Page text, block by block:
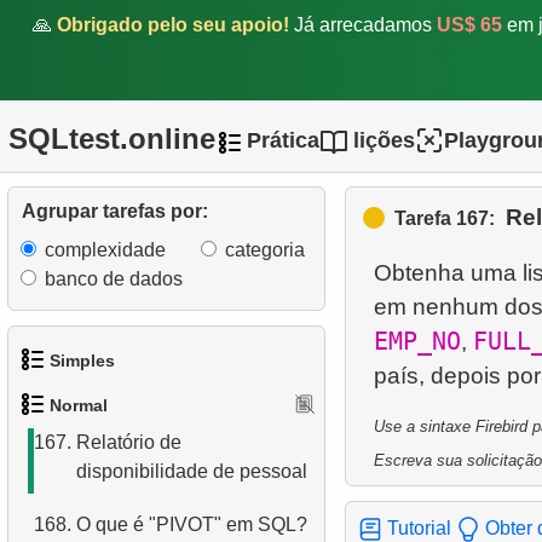
🙏 Obrigado pelo seu apoio! Já arrecadamos US$ 65 em
SQLtest.online Prática lições
Agrupar tarefas por:
complexidade
categoria
banco de dados
Simples
Lista de idiomas
3. Obtenha a lista de nomes
Normal
163.Lista de subcategorias
164.O que é uma transação
SQL?
165.O que é uma subconsulta
167. Relatório de
disponibilidade de pessoal
168. O que é "PIVOT" em SQL?
Tarefa 167:
Obtenha uma
em nenhum
EMP_NO,
Use a sintaxe Firebird
Escreva sua
Tutorial Obter